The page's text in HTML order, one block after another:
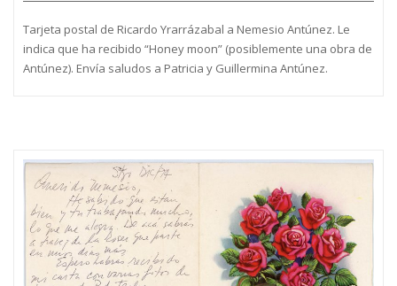
Tarjeta postal de Ricardo Yrarrázabal a Nemesio Antúnez. Le
indica que ha recibido “Honey moon” (posiblemente una obra de
Antúnez). Envía saludos a Patricia y Guillermina Antúnez.